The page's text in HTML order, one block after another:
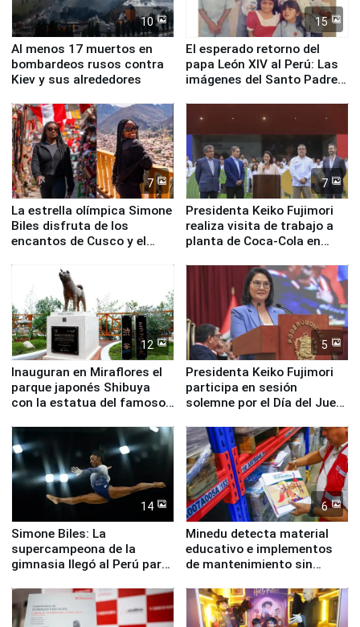
10
Al menos 17 muertos en
bombardeos rusos contra
Kiev y sus alrededores
15
El esperado retorno del
papa León XIV al Perú: Las
imágenes del Santo Padre
7
La estrella olímpica Simone
Biles disfruta de los
encantos de Cusco y el
7
Presidenta Keiko Fujimori
realiza visita de trabajo a
planta de Coca-Cola en
12
Inauguran en Miraflores el
parque japonés Shibuya
con la estatua del famoso
5
Presidenta Keiko Fujimori
participa en sesión
solemne por el Día del Juez
14
Simone Biles: La
supercampeona de la
gimnasia llegó al Perú para
Panamericanos Lima 2027
6
Minedu detecta material
educativo e implementos
de mantenimiento sin
la UGEL 2